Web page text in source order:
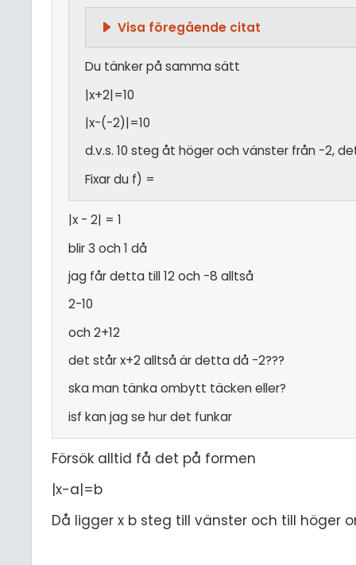
Visa föregående citat
Du tänker på samma sätt
|x+2|=10
|x-(-2)|=10
d.v.s. 10 steg åt höger och vänster från -2,
Fixar du f) =
|x - 2| = 1
blir 3 och 1 då
jag får detta till 12 och -8 alltså
2-10
och 2+12
det står x+2 alltså är detta då -2???
ska man tänka ombytt täcken eller?
isf kan jag se hur det funkar
Försök alltid få det på formen
|x-a|=b
Då ligger x b steg till vänster och till höger